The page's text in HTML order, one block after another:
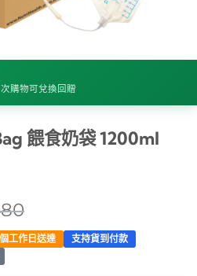
購物可兌換回贈
餵食奶袋 1200ml
工作日送達
支持貨到付款